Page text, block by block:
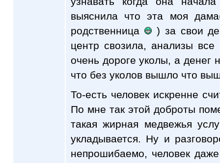
выяснила что эта моя
родственница
) за свои
центр свозила, анализы
очень дороге уколы, а денег
что без уколов вышло что
То-есть человек искренне
По мне так этой доброты
такая жирная медвежья
укладывается. Ну и
непрошибаемо, человек